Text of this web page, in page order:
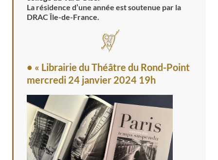
La résidence d’une année est soutenue par la
DRAC Île-de-France.
• « Librairie du Théâtre du Rond-Point
mercredi 24 janvier 2024 19h